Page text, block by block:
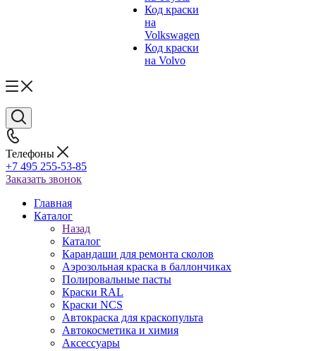
Код краски
на
Volkswagen
Код краски
на Volvo
Телефоны
+7 495 255-53-85
Заказать звонок
Главная
Каталог
Назад
Каталог
Карандаши для ремонта сколов
Аэрозольная краска в баллончиках
Полировальные пасты
Краски RAL
Краски NCS
Автокраска для краскопульта
Автокосметика и химия
Аксессуары